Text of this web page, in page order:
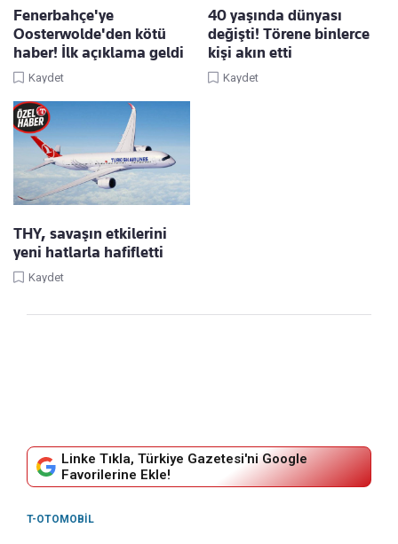
Fenerbahçe'ye
Oosterwolde'den kötü
haber! İlk açıklama geldi
Kaydet
40 yaşında dünyası
değişti! Törene binlerce
kişi akın etti
Kaydet
THY, savaşın etkilerini
yeni hatlarla hafifletti
Kaydet
Linke Tıkla, Türkiye Gazetesi'ni Google
Favorilerine Ekle!
T-OTOMOBIL